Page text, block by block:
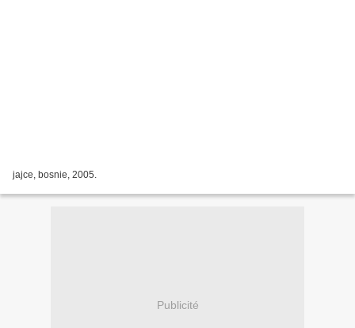
jajce, bosnie, 2005.
Publicité